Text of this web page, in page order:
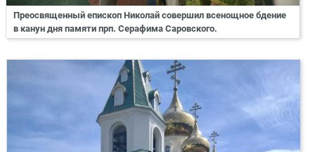
Преосвященный епископ Николай совершил всенощное бдение
в канун дня памяти прп. Серафима Саровского.